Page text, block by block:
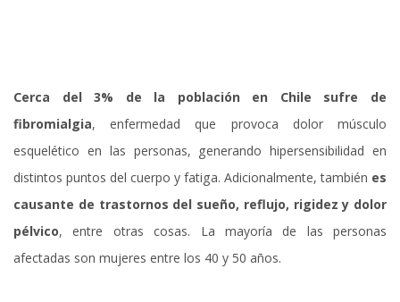
Cerca del 3% de la población en Chile sufre de
fibromialgia, enfermedad que provoca dolor músculo
esquelético en las personas, generando hipersensibilidad en
distintos puntos del cuerpo y fatiga. Adicionalmente, también es
causante de trastornos del sueño, reflujo, rigidez y dolor
pélvico, entre otras cosas. La mayoría de las personas
afectadas son mujeres entre los 40 y 50 años.